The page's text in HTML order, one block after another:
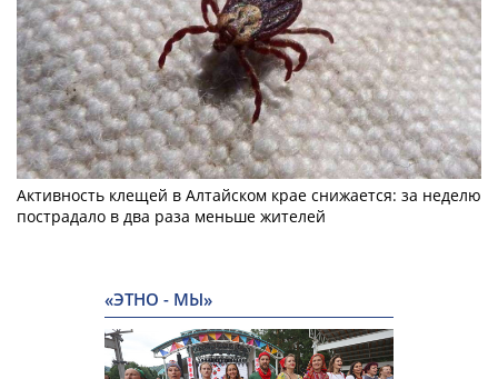
Активность клещей в Алтайском крае снижается: за неделю
пострадало в два раза меньше жителей
«ЭТНО - МЫ»